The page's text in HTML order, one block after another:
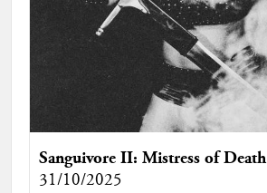
Sanguivore II: Mistress of Death
31/10/2025